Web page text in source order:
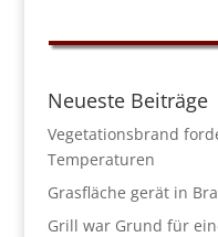
Neueste Beiträge
Vegetationsbrand
Temperaturen
Grasfläche gerät in
Grill war Grund für